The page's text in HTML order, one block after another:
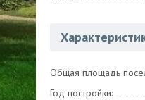
Общая площадь
Год постройки: